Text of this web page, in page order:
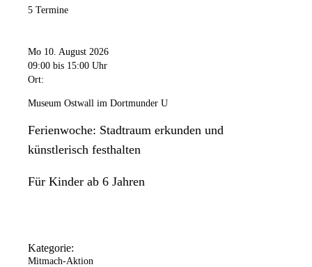
5 Termine
Mo 10. August 2026
09:00 bis 15:00 Uhr
Ort:
Museum Ostwall im Dortmunder U
Ferienwoche: Stadtraum erkunden und
künstlerisch festhalten
Für Kinder ab 6 Jahren
Kategorie:
Mitmach-Aktion